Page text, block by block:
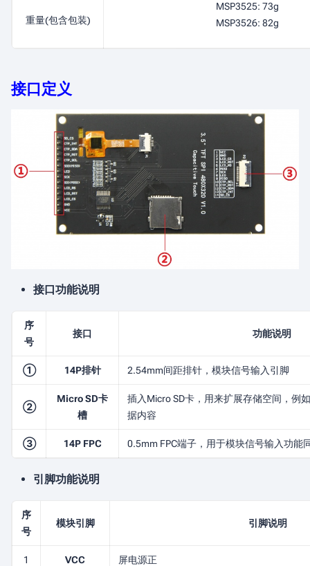
重量(包含包装)
MSP3525: 73g
MSP3526: 82g
接口定义
接口功能说明
序
号
接口 功能说明
① 14P排针 2.54mm间距排针，模块信号输入引脚
②
Micro SD卡
槽
插入Micro SD卡，用来扩展存储空间，例
据内容
③ 14P FPC 0.5mm FPC端子，用于模块信号输入功
引脚功能说明
序
号
模块引脚 引脚说明
1 VCC 屏电源正